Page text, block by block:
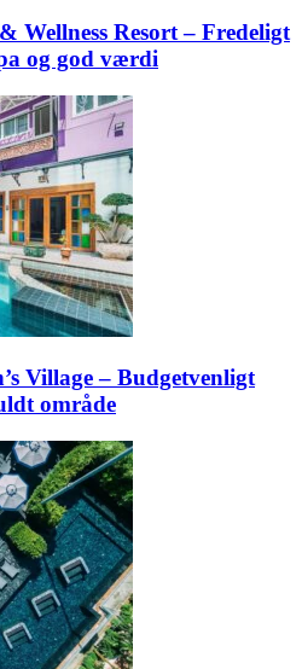
Wellness Resort – Fredeligt
og god værdi
Village – Budgetvenligt
område